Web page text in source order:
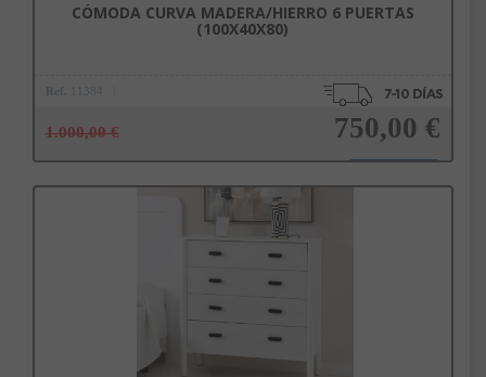
CÓMODA CURVA MADERA/HIERRO 6 PUERTAS
(100X40X80)
Ref.
1.000,00 € 750,00 €
Añadir a la cesta